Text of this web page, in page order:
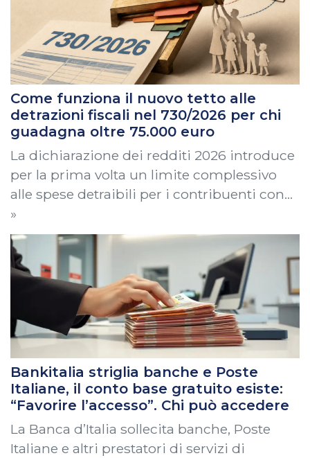
Come funziona il nuovo tetto alle
detrazioni fiscali nel 730/2026 per chi
guadagna oltre 75.000 euro
La dichiarazione dei redditi 2026 introduce
per la prima volta un limite complessivo
alle spese detraibili per i contribuenti con…
»
Bankitalia striglia banche e Poste
Italiane, il conto base gratuito esiste:
“Favorire l’accesso”. Chi può accedere
La Banca d’Italia sollecita banche, Poste
Italiane e altri prestatori di servizi di